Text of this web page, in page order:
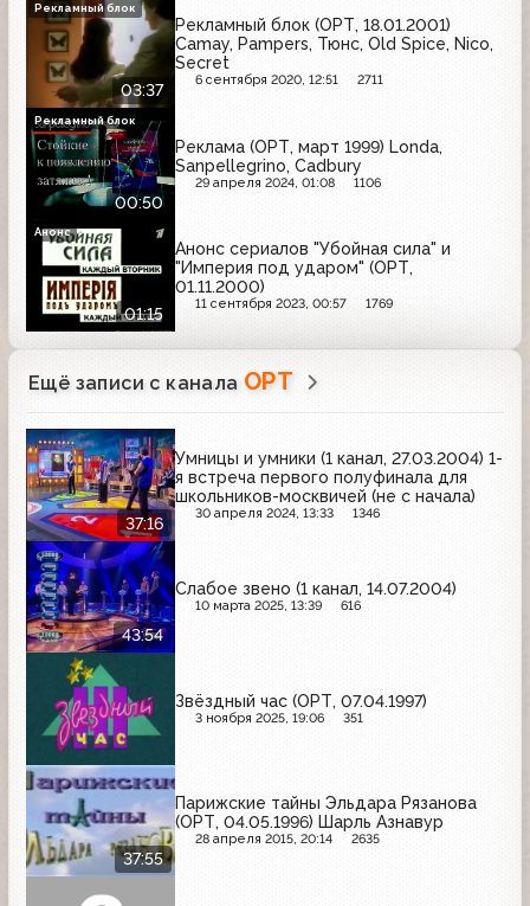
03:37
Рекламный блок (ОРТ, 18.01.2001)
Camay, Pampers, Тюнс, Old Spice, Nico,
Secret
6 сентября 2020, 12:51 2711
Рекламный блок
00:50
Реклама (ОРТ, март 1999) Londa,
Sanpellegrino, Cadbury
29 апреля 2024, 01:08 1106
Рекламный блок
01:15
Анонс сериалов "Убойная сила" и
"Империя под ударом" (ОРТ,
01.11.2000)
11 сентября 2023, 00:57 1769
Анонс
Ещё записи с канала ОРТ
37:16
Умницы и умники (1 канал, 27.03.2004) 1-
я встреча первого полуфинала для
школьников-москвичей (не с начала)
30 апреля 2024, 13:33 1346
43:54
Слабое звено (1 канал, 14.07.2004)
10 марта 2025, 13:39 616
Звёздный час (ОРТ, 07.04.1997)
3 ноября 2025, 19:06 351
37:55
Парижские тайны Эльдара Рязанова
(ОРТ, 04.05.1996) Шарль Азнавур
28 апреля 2015, 20:14 2635